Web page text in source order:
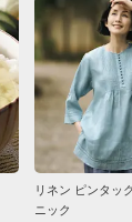
142
68
76
55
47
25
: LL
リネン ピンタッ
ニック